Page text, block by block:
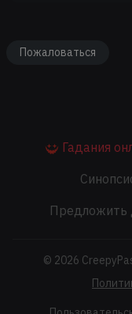
Пожаловаться
Гадания
Предложить
© 2026